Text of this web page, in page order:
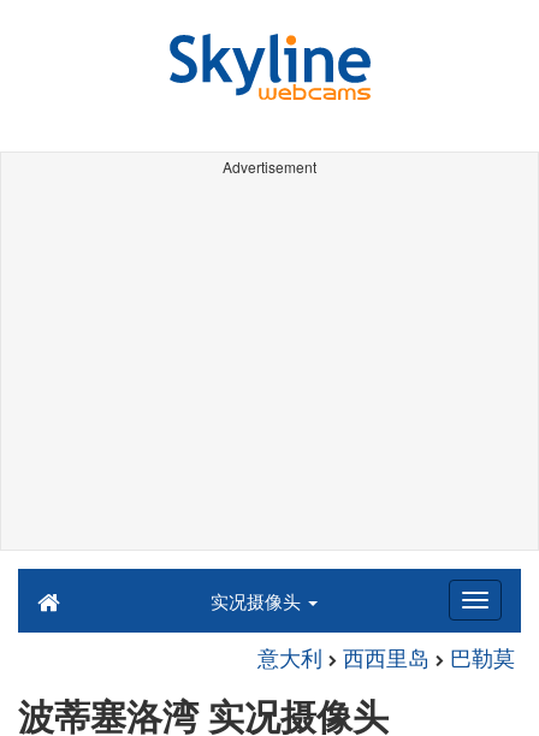
Advertisement
实况摄像头
意大利 西西里岛 巴勒莫
波蒂塞洛湾 实况摄像头